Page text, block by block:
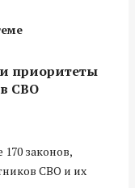
приоритеты
СВО
законов,
СВО и их